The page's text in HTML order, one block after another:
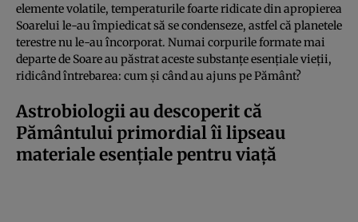
elemente volatile, temperaturile foarte ridicate din apropierea
Soarelui le-au împiedicat să se condenseze, astfel că planetele
terestre nu le-au încorporat. Numai corpurile formate mai
departe de Soare au păstrat aceste substanțe esențiale vieții,
ridicând întrebarea: cum și când au ajuns pe Pământ?
Astrobiologii au descoperit că
Pământului primordial îi lipseau
materiale esențiale pentru viață